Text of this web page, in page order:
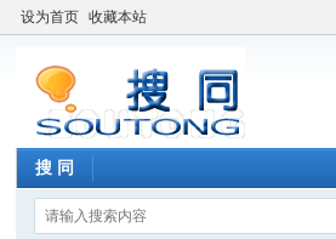
设为首页 收藏本站
搜 同